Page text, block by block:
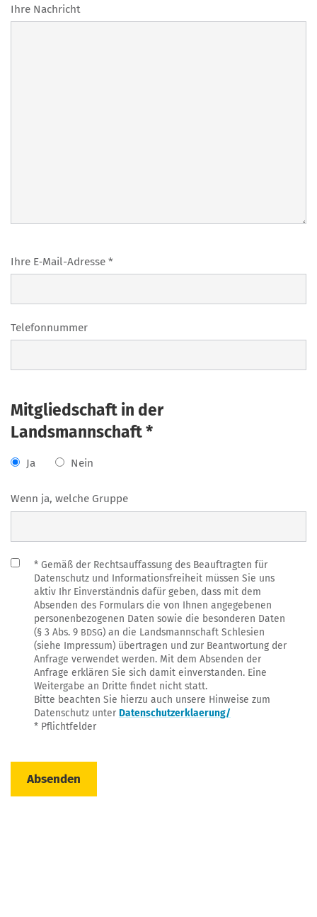
Ihre Nach­richt
Ihre E‑Mail-Adres­se *
Tele­fon­num­mer
Mitgliedschaft in der
Landsmannschaft *
Ja Nein
Wenn ja, wel­che Gruppe
* Gemäß der Rechts­auf­fas­sung des Beauf­trag­ten für
Daten­schutz und Infor­ma­ti­ons­frei­heit müs­sen Sie uns
aktiv Ihr Ein­ver­ständ­nis dafür geben, dass mit dem
Absen­den des For­mu­lars die von Ihnen ange­ge­be­nen
per­so­nen­be­zo­ge­nen Daten sowie die beson­de­ren Daten
(§ 3 Abs. 9 BDSG) an die Lands­mann­schaft Schle­si­en
(sie­he Impres­sum) über­tra­gen und zur Beant­wor­tung der
Anfra­ge ver­wen­det wer­den. Mit dem Absen­den der
Anfra­ge erklä­ren Sie sich damit ein­ver­stan­den. Eine
Wei­ter­ga­be an Drit­te fin­det nicht statt.
Bit­te beach­ten Sie hier­zu auch unse­re Hin­wei­se zum
Daten­schutz unter Datenschutzerklaerung/
* Pflichtfelder